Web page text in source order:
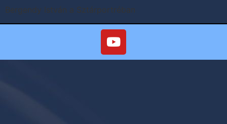
Bergendy István a Sztárportréban